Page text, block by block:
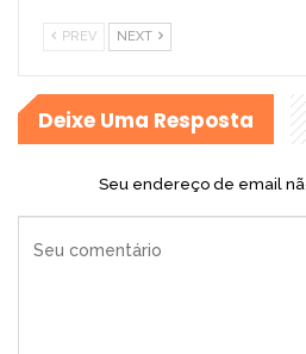
PREV NEXT
Deixe Uma Resposta
Seu endereço de email